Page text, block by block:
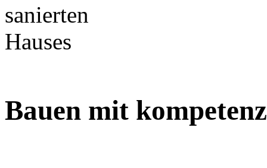
Bauen mit kompetenz